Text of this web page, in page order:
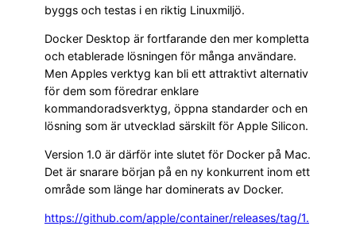
byggs och testas i en riktig Linuxmiljö.
Docker Desktop är fortfarande den mer kompletta
och etablerade lösningen för många användare.
Men Apples verktyg kan bli ett attraktivt alternativ
för dem som föredrar enklare
kommandoradsverktyg, öppna standarder och en
lösning som är utvecklad särskilt för Apple Silicon.
Version 1.0 är därför inte slutet för Docker på Mac.
Det är snarare början på en ny konkurrent inom ett
område som länge har dominerats av Docker.
https://github.com/apple/container/releases/tag/1.